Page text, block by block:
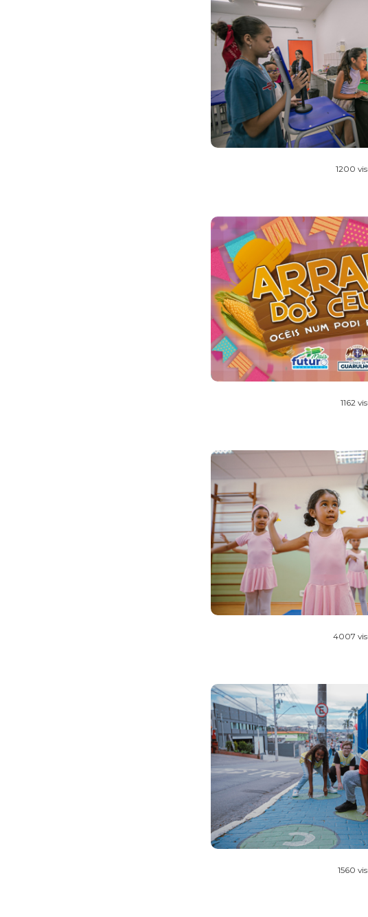
1200
1162
4007
1560